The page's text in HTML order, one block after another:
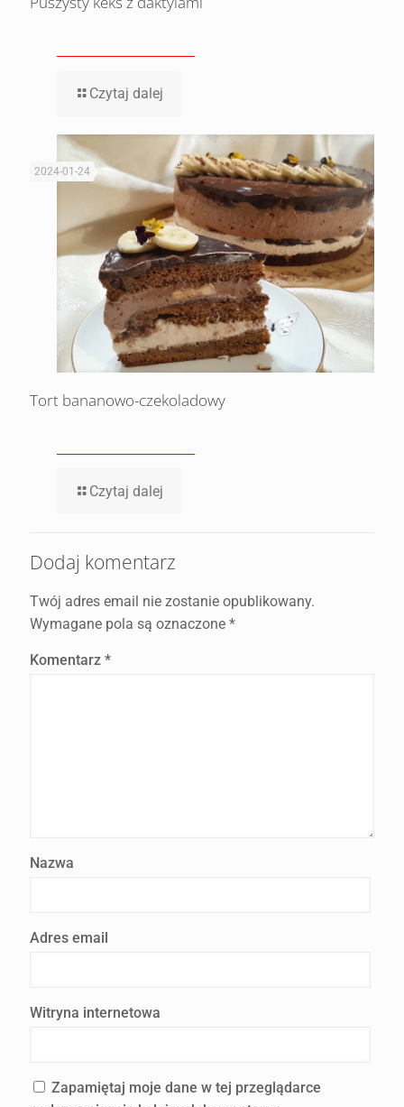
Czytaj dalej
2024-01-24
Tort bananowo-czekoladowy
Czytaj dalej
Dodaj komentarz
Twój adres email nie zostanie opublikowany.
Wymagane pola są oznaczone *
Komentarz *
Nazwa
Adres email
Witryna internetowa
Zapamiętaj moje dane w tej przeglądarce